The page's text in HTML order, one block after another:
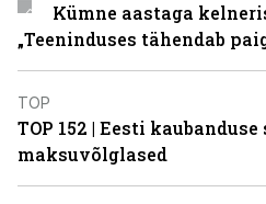
Kümne aastaga
„Teeninduses tähendab
TOP
TOP 152 | Eesti
maksuvõlglased